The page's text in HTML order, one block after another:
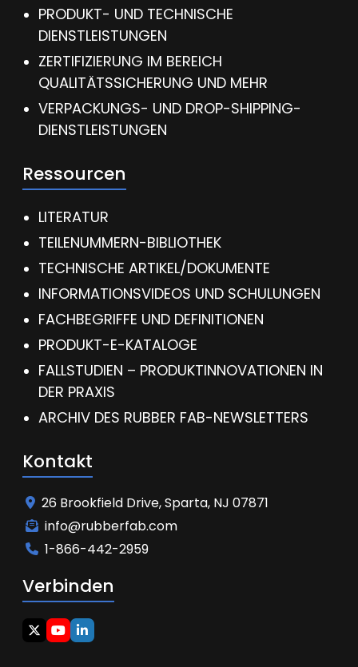
PRODUKT- UND TECHNISCHE
DIENSTLEISTUNGEN
ZERTIFIZIERUNG IM BEREICH
QUALITÄTSSICHERUNG UND MEHR
VERPACKUNGS- UND DROP-SHIPPING-
DIENSTLEISTUNGEN
Ressourcen
LITERATUR
TEILENUMMERN-BIBLIOTHEK
TECHNISCHE ARTIKEL/DOKUMENTE
INFORMATIONSVIDEOS UND SCHULUNGEN
FACHBEGRIFFE UND DEFINITIONEN
PRODUKT-E-KATALOGE
FALLSTUDIEN – PRODUKTINNOVATIONEN IN
DER PRAXIS
ARCHIV DES RUBBER FAB-NEWSLETTERS
Kontakt
26 Brookfield Drive, Sparta, NJ 07871
info@rubberfab.com
1-866-442-2959
Verbinden